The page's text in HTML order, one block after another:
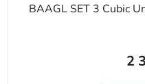
BAAGL SET 3 Cubic
2